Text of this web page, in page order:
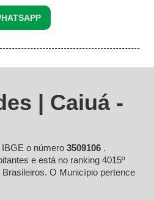
| Caiuá -
o número 3509106 .
e está no ranking 4015º
O Município pertence